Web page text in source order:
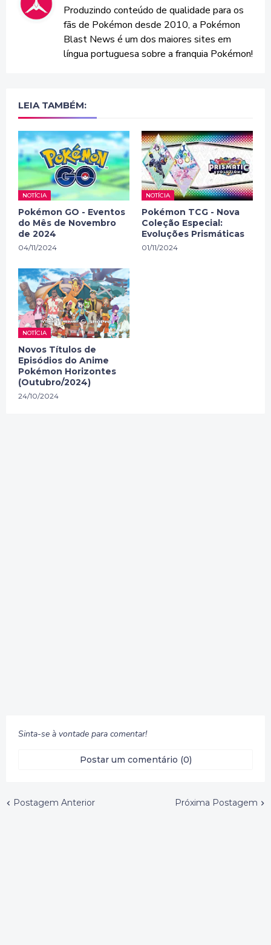
Produzindo conteúdo de qualidade para os
fãs de Pokémon desde 2010, a Pokémon
Blast News é um dos maiores sites em
língua portuguesa sobre a franquia Pokémon!
LEIA TAMBÉM:
NOTÍCIA
Pokémon GO - Eventos
do Mês de Novembro
de 2024
04/11/2024
NOTÍCIA
Pokémon TCG - Nova
Coleção Especial:
Evoluções Prismáticas
01/11/2024
NOTÍCIA
Novos Títulos de
Episódios do Anime
Pokémon Horizontes
(Outubro/2024)
24/10/2024
Sinta-se à vontade para comentar!
Postar um comentário (0)
Postagem Anterior Próxima Postagem